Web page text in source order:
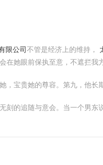
限公司不管是经济上的维持，
在她眼前保执至意，不遮拦我
宝贵她的尊容。第九，他长
的追随与意会。当一个男